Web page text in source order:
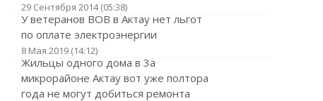
29 Сентября 2014 (05:38)
У ветеранов ВОВ в Актау нет льгот
по оплате электроэнергии
8 Мая 2019 (14:12)
Жильцы одного дома в 3а
микрорайоне Актау вот уже полтора
года не могут добиться ремонта